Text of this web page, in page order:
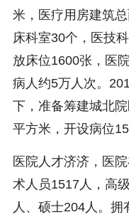
米，医疗用房建筑
床科室30个，医技
放床位1600张，医
病人约5万人次。
下，准备筹建城北
平方米，开设病位
医院人才济济，医
术人员1517人，高
人、硕士204人。拥